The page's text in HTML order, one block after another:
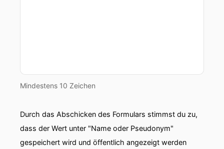
Mindestens 10 Zeichen
Durch das Abschicken des Formulars stimmst du zu,
dass der Wert unter "Name oder Pseudonym"
gespeichert wird und öffentlich angezeigt werden